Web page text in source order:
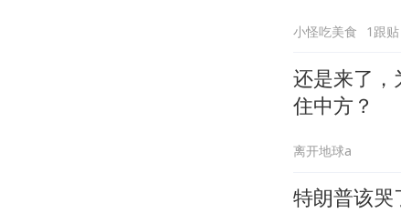
小怪吃美食 1跟贴
还是来了，
住中方？
离开地球a
特朗普该哭